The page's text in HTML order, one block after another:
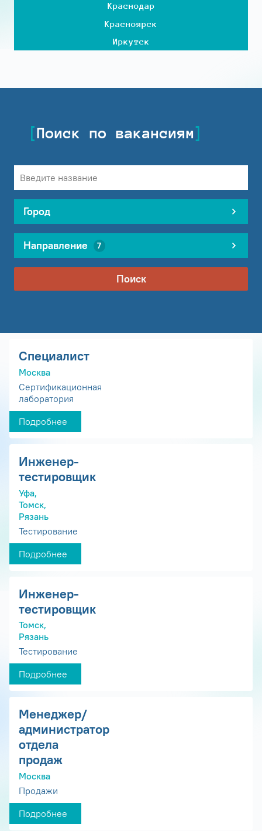
Краснодар
Красноярск
Иркутск
Поиск по вакансиям
Город
Направление 7
Поиск
Специалист
Москва
Сертификационная
лаборатория
Подробнее
Инженер-
тестировщик
Уфа,
Томск,
Рязань
Тестирование
Подробнее
Инженер-
тестировщик
Томск,
Рязань
Тестирование
Подробнее
Менеджер/
администратор
отдела
продаж
Москва
Продажи
Подробнее